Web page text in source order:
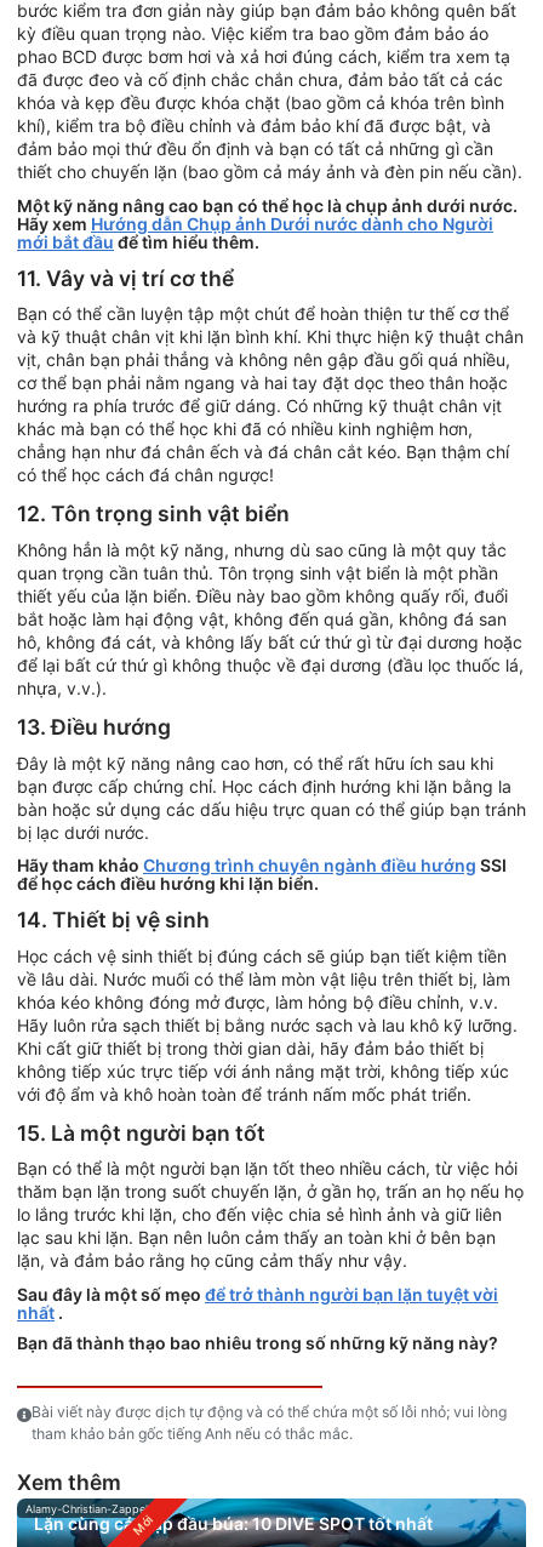
bước kiểm tra đơn giản này giúp bạn đảm bảo không quên bất
kỳ điều quan trọng nào. Việc kiểm tra bao gồm đảm bảo áo
phao BCD được bơm hơi và xả hơi đúng cách, kiểm tra xem tạ
đã được đeo và cố định chắc chắn chưa, đảm bảo tất cả các
khóa và kẹp đều được khóa chặt (bao gồm cả khóa trên bình
khí), kiểm tra bộ điều chỉnh và đảm bảo khí đã được bật, và
đảm bảo mọi thứ đều ổn định và bạn có tất cả những gì cần
thiết cho chuyến lặn (bao gồm cả máy ảnh và đèn pin nếu cần).
Một kỹ năng nâng cao bạn có thể học là chụp ảnh dưới nước.
Hãy xem Hướng dẫn Chụp ảnh Dưới nước dành cho Người
mới bắt đầu để tìm hiểu thêm.
11. Vây và vị trí cơ thể
Bạn có thể cần luyện tập một chút để hoàn thiện tư thế cơ thể
và kỹ thuật chân vịt khi lặn bình khí. Khi thực hiện kỹ thuật chân
vịt, chân bạn phải thẳng và không nên gập đầu gối quá nhiều,
cơ thể bạn phải nằm ngang và hai tay đặt dọc theo thân hoặc
hướng ra phía trước để giữ dáng. Có những kỹ thuật chân vịt
khác mà bạn có thể học khi đã có nhiều kinh nghiệm hơn,
chẳng hạn như đá chân ếch và đá chân cắt kéo. Bạn thậm chí
có thể học cách đá chân ngược!
12. Tôn trọng sinh vật biển
Không hẳn là một kỹ năng, nhưng dù sao cũng là một quy tắc
quan trọng cần tuân thủ. Tôn trọng sinh vật biển là một phần
thiết yếu của lặn biển. Điều này bao gồm không quấy rối, đuổi
bắt hoặc làm hại động vật, không đến quá gần, không đá san
hô, không đá cát, và không lấy bất cứ thứ gì từ đại dương hoặc
để lại bất cứ thứ gì không thuộc về đại dương (đầu lọc thuốc lá,
nhựa, v.v.).
13. Điều hướng
Đây là một kỹ năng nâng cao hơn, có thể rất hữu ích sau khi
bạn được cấp chứng chỉ. Học cách định hướng khi lặn bằng la
bàn hoặc sử dụng các dấu hiệu trực quan có thể giúp bạn tránh
bị lạc dưới nước.
Hãy tham khảo Chương trình chuyên ngành điều hướng SSI
để học cách điều hướng khi lặn biển.
14. Thiết bị vệ sinh
Học cách vệ sinh thiết bị đúng cách sẽ giúp bạn tiết kiệm tiền
về lâu dài. Nước muối có thể làm mòn vật liệu trên thiết bị, làm
khóa kéo không đóng mở được, làm hỏng bộ điều chỉnh, v.v.
Hãy luôn rửa sạch thiết bị bằng nước sạch và lau khô kỹ lưỡng.
Khi cất giữ thiết bị trong thời gian dài, hãy đảm bảo thiết bị
không tiếp xúc trực tiếp với ánh nắng mặt trời, không tiếp xúc
với độ ẩm và khô hoàn toàn để tránh nấm mốc phát triển.
15. Là một người bạn tốt
Bạn có thể là một người bạn lặn tốt theo nhiều cách, từ việc hỏi
thăm bạn lặn trong suốt chuyến lặn, ở gần họ, trấn an họ nếu họ
lo lắng trước khi lặn, cho đến việc chia sẻ hình ảnh và giữ liên
lạc sau khi lặn. Bạn nên luôn cảm thấy an toàn khi ở bên bạn
lặn, và đảm bảo rằng họ cũng cảm thấy như vậy.
Sau đây là một số mẹo để trở thành người bạn lặn tuyệt vời
nhất .
Bạn đã thành thạo bao nhiêu trong số những kỹ năng này?
Bài viết này được dịch tự động và có thể chứa một số lỗi nhỏ; vui lòng
tham khảo bản gốc tiếng Anh nếu có thắc mắc.
Xem thêm
Alamy-Christian-Zappel
Lặn cùng cá mập đầu búa: 10 DIVE SPOT tốt nhất